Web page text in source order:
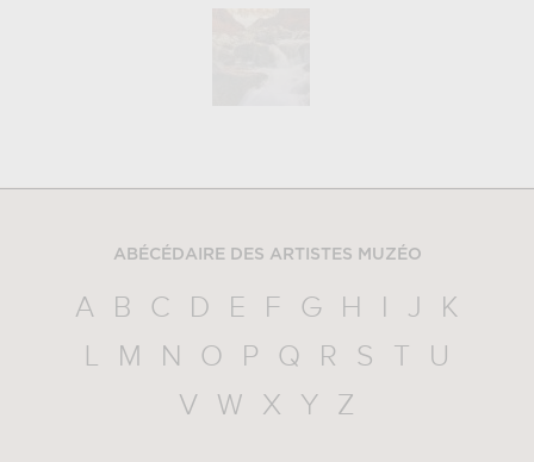
ABÉCÉDAIRE DES ARTISTES MUZÉO
A B C D E F G H I J
K
L
M N O P Q R S T
U
V
W X Y Z